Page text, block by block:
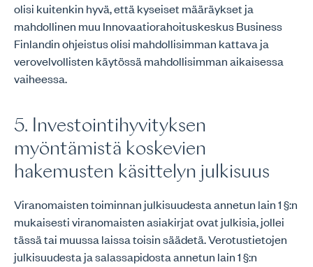
olisi kuitenkin hyvä, että kyseiset määräykset ja
mahdollinen muu Innovaatiorahoituskeskus Business
Finlandin ohjeistus olisi mahdollisimman kattava ja
verovelvollisten käytössä mahdollisimman aikaisessa
vaiheessa.
5. Investointihyvityksen
myöntämistä koskevien
hakemusten käsittelyn julkisuus
Viranomaisten toiminnan julkisuudesta annetun lain 1 §:n
mukaisesti viranomaisten asiakirjat ovat julkisia, jollei
tässä tai muussa laissa toisin säädetä. Verotustietojen
julkisuudesta ja salassapidosta annetun lain 1 §:n